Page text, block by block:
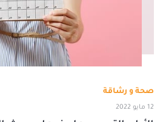
صحة و رشاقة
12 مايو 2022